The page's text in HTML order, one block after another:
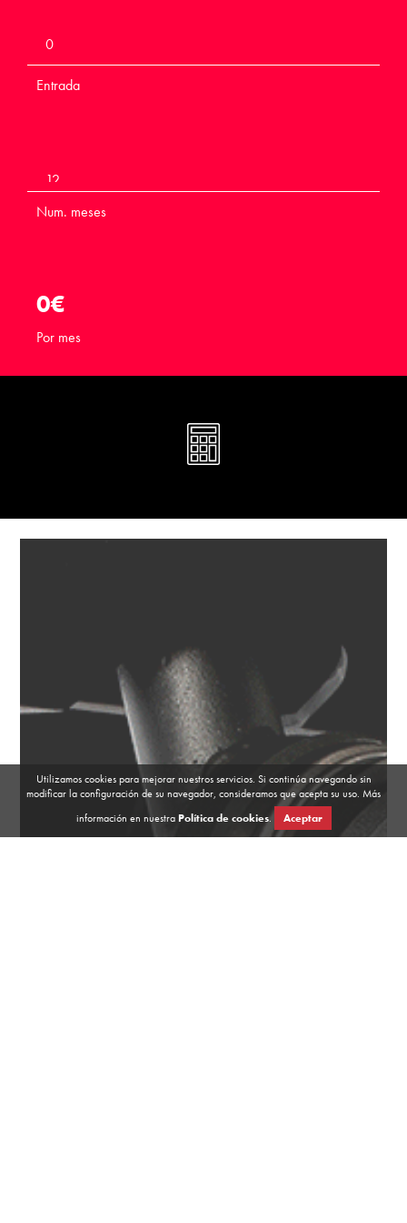
Entrada
Num. meses
0€
Por mes
Utilizamos cookies para mejorar nuestros servicios. Si continúa navegando sin
modificar la configuración de su navegador, consideramos que acepta su uso. Más
información en nuestraPolítica de cookies. Aceptar